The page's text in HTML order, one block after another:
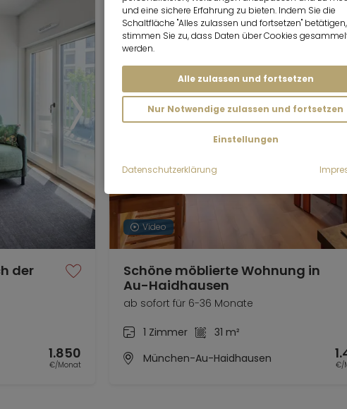
der
1.850
€/Monat
Video
Schöne möblierte Wohnung in
Au-Haidhausen
ab sofort für 6-36 Monate
1 Zimmer
31 m²
München-Au-Haidhausen
€/
und eine sichere Erfahrung zu bieten. Indem Sie die
Schaltfläche "Alles zulassen und fortsetzen" betätigen,
stimmen Sie zu, dass Daten über Cookies
werden.
Alle zulassen und fortsetzen
Nur Notwendige zulassen und fortsetzen
Einstellungen
Datenschutzerklärung